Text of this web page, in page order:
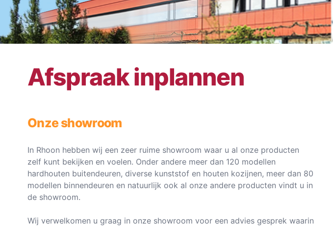
Afspraak inplannen
Onze showroom
In Rhoon hebben wij een zeer ruime showroom waar u al onze producten
zelf kunt bekijken en voelen. Onder andere meer dan 120 modellen
hardhouten buitendeuren, diverse kunststof en houten kozijnen, meer dan 80
modellen binnendeuren en natuurlijk ook al onze andere producten vindt u in
de showroom.
Wij verwelkomen u graag in onze showroom voor een advies gesprek waarin